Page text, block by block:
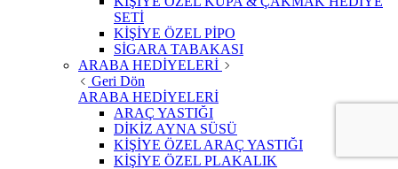
SETİ
KİŞİYE ÖZEL PİPO
SİGARA TABAKASI
ARABA HEDİYELERİ
Geri Dön
ARABA HEDİYELERİ
ARAÇ YASTIĞI
DİKİZ AYNA SÜSÜ
KİŞİYE ÖZEL ARAÇ YASTIĞI
KİŞİYE ÖZEL PLAKALIK